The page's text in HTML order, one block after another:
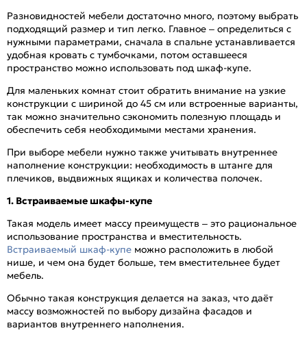
Разновидностей мебели достаточно много, поэтому выбрать
подходящий размер и тип легко. Главное – определиться с
нужными параметрами, сначала в спальне устанавливается
удобная кровать с тумбочками, потом оставшееся
пространство можно использовать под шкаф-купе.
Для маленьких комнат стоит обратить внимание на узкие
конструкции с шириной до 45 см или встроенные варианты,
так можно значительно сэкономить полезную площадь и
обеспечить себя необходимыми местами хранения.
При выборе мебели нужно также учитывать внутреннее
наполнение конструкции: необходимость в штанге для
плечиков, выдвижных ящиках и количества полочек.
1. Встраиваемые шкафы-купе
Такая модель имеет массу преимуществ – это рациональное
использование пространства и вместительность.
Встраиваемый шкаф-купе можно расположить в любой
нише, и чем она будет больше, тем вместительнее будет
мебель.
Обычно такая конструкция делается на заказ, что даёт
массу возможностей по выбору дизайна фасадов и
вариантов внутреннего наполнения.